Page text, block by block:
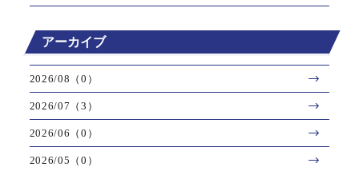
アーカイブ
2026/08（0）
2026/07（3）
2026/06（0）
2026/05（0）